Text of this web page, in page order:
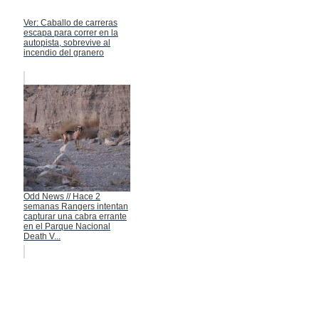
Ver: Caballo de carreras
escapa para correr en la
autopista, sobrevive al
incendio del granero
Odd News // Hace 2
semanas Rangers intentan
capturar una cabra errante
en el Parque Nacional
Death V...